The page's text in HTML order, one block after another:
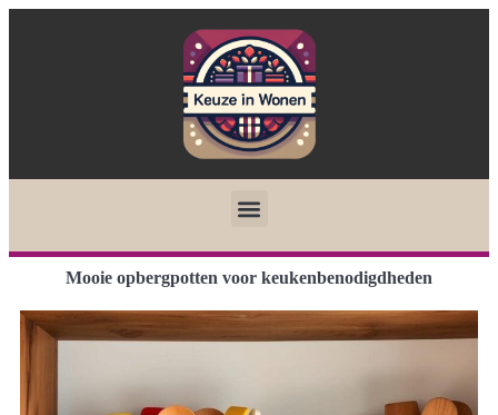
Mooie opbergpotten voor keukenbenodigdheden